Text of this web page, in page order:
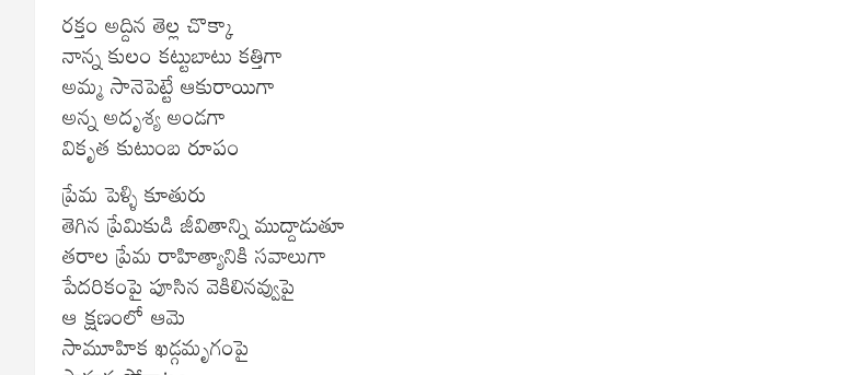
రక్తం అద్దిన తెల్ల చొక్కా
నాన్న కులం కట్టుబాటు కత్తిగా
అమ్మ సానెపెట్టే ఆకురాయిగా
అన్న అదృశ్య అండగా
వికృత కుటుంబ రూపం
ప్రేమ పెళ్ళి కూతురు
తెగిన ప్రేమికుడి జీవితాన్ని ముద్దాడుతూ
తరాల ప్రేమ రాహిత్యానికి సవాలుగా
పేదరికంపై పూసిన వెకిలినవ్వుపై
ఆ క్షణంలో ఆమె
సామూహిక ఖడ్గమృగంపై